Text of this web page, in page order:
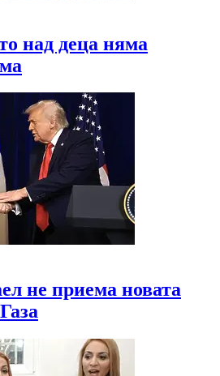
над деца няма
не приема новата